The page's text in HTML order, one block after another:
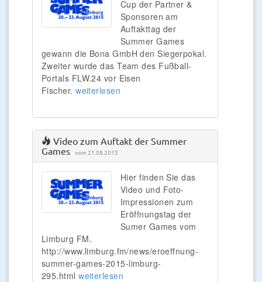
Cup der Partner &
Sponsoren am
Auftakttag der
Summer Games
gewann die Bona GmbH den Siegerpokal.
Zweiter wurde das Team des Fußball-
Portals FLW.24 vor Eisen
Fischer. weiterlesen
Video zum Auftakt der Summer
Games vom 21.08.2015
Hier finden Sie das
Video und Foto-
Impressionen zum
Eröffnungstag der
Sumer Games vom
Limburg FM.
http://www.limburg.fm/news/eroeffnung-
summer-games-2015-limburg-
295.html weiterlesen